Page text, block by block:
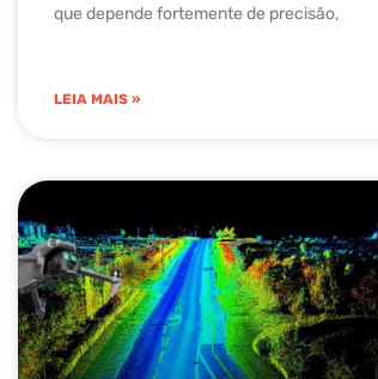
que depende fortemente de precisão,
LEIA MAIS »